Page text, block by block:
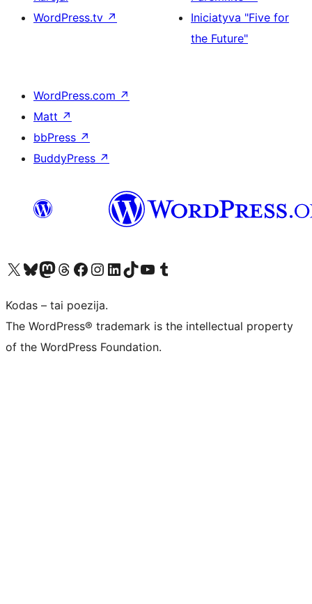
WordPress.tv ↗
Iniciatyva "Five for
the Future"
WordPress.com ↗
Matt ↗
bbPress ↗
BuddyPress ↗
Visit our X (formerly Twitter) account
Apsilankykite mūsų Bluesky paskyroje
Visit our Mastodon account
Apsilankykite mūsų Threads paskyroje
Visit our Facebook page
Visit our Instagram account
Visit our LinkedIn account
Apsilankykite mūsų TikTok paskyroje
Visit our YouTube channel
Apsilankykite mūsų Tumblr paskyroje
Kodas – tai poezija.
The WordPress® trademark is the intellectual property
of the WordPress Foundation.